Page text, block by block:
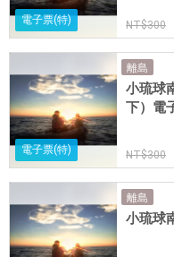
電子票(特) 300
電子票(特)
離島
小琉球
下）電
300
離島
小琉球